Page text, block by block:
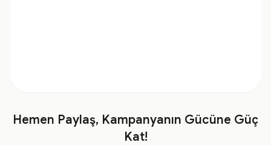
Hemen Paylaş, Kampanyanın Gücüne Güç
Kat!